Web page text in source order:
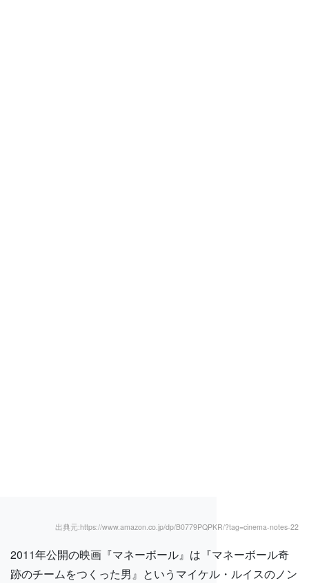
出典元:https://www.amazon.co.jp/dp/B0779PQPKR/?tag=cinema-notes-22
2011年公開の映画『マネーボール』は『マネーボール奇
跡のチームをつくった男』というマイケル・ルイスのノン